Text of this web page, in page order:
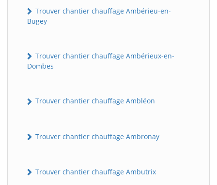
Trouver chantier chauffage Ambérieu-en-
Bugey
Trouver chantier chauffage Ambérieux-en-
Dombes
Trouver chantier chauffage Ambléon
Trouver chantier chauffage Ambronay
Trouver chantier chauffage Ambutrix